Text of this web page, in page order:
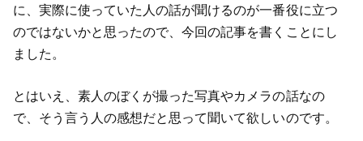
に、実際に使っていた人の話が聞けるのが一番役に立つ
のではないかと思ったので、今回の記事を書くことにし
ました。
とはいえ、素人のぼくが撮った写真やカメラの話なの
で、そう言う人の感想だと思って聞いて欲しいのです。